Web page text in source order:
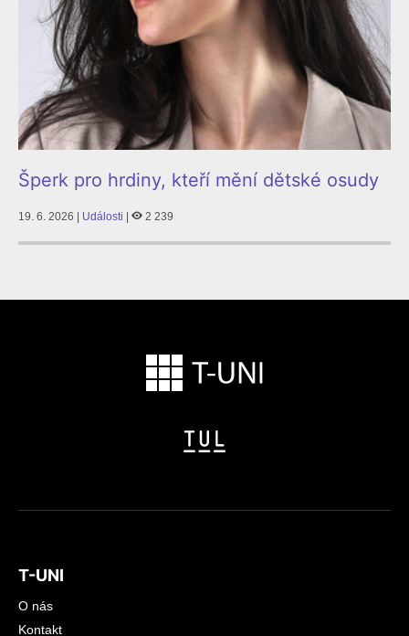
Šperk pro hrdiny, kteří mění dětské osudy
19. 6. 2026 | Události | 2 239
T-UNI
O nás
Kontakt